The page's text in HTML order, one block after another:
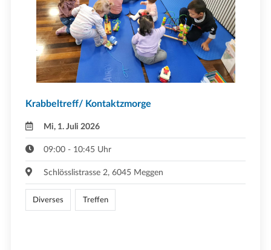
Krabbeltreff/ Kontaktzmorge
Mi, 1. Juli 2026
09:00 - 10:45 Uhr
Schlösslistrasse 2, 6045 Meggen
Diverses Treffen